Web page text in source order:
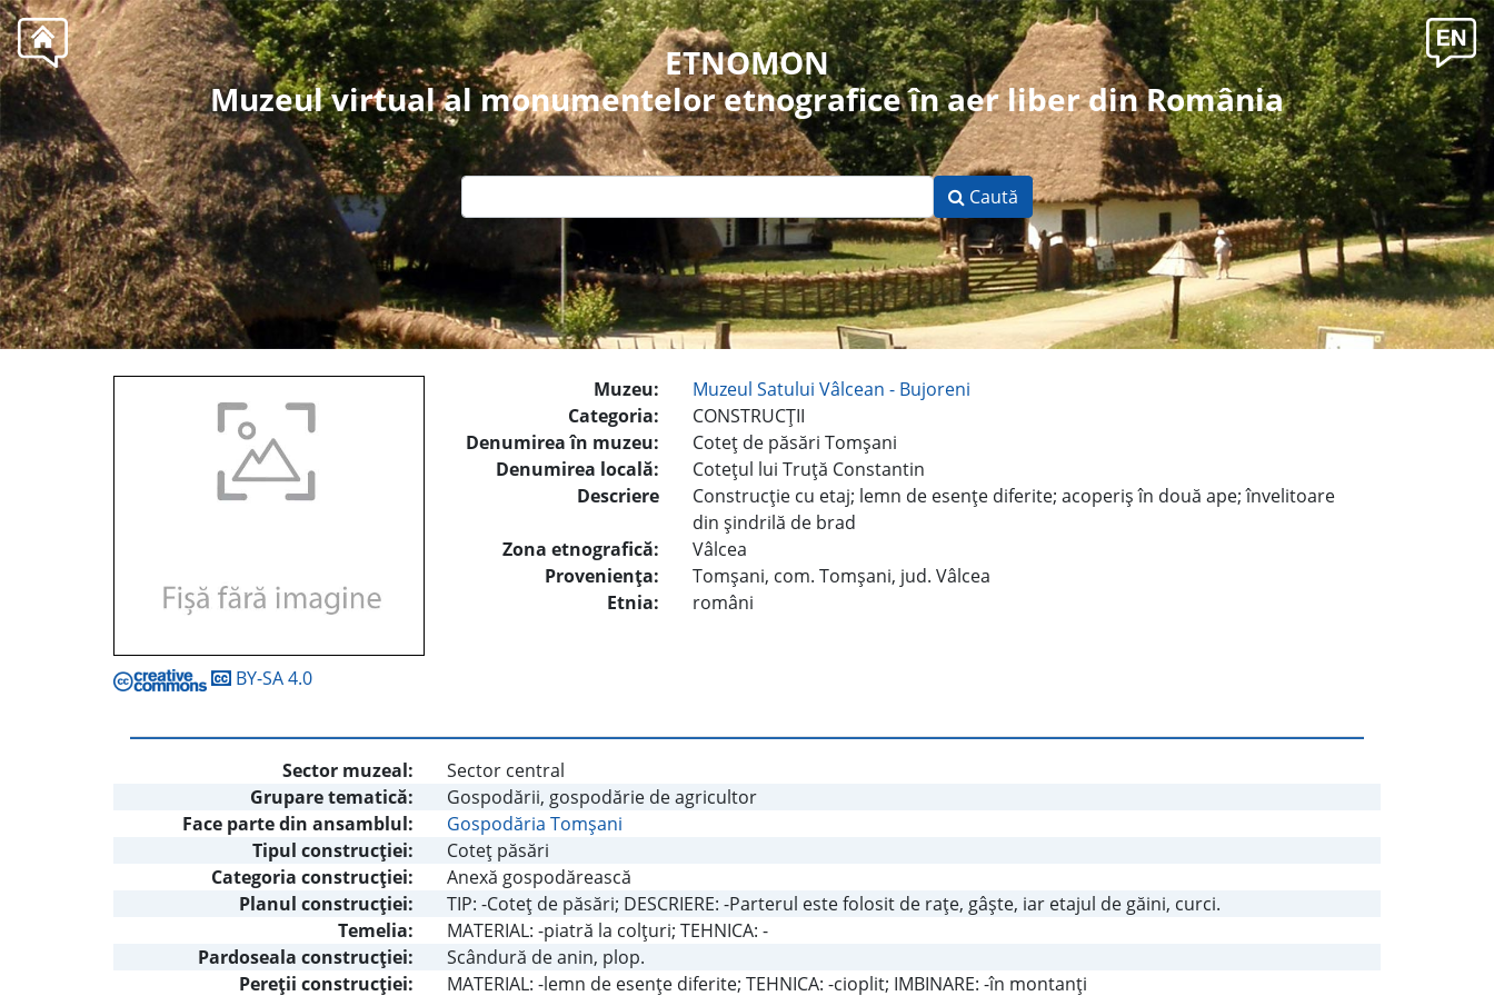
ETNOMON
Muzeul virtual al monumentelor etnografice în aer liber din România
Caută
BY-SA 4.0
Muzeu:
Muzeul Satului Vâlcean - Bujoreni
Categoria:
CONSTRUCŢII
Denumirea în muzeu:
Coteţ de păsări Tomşani
Denumirea locală:
Coteţul lui Truţă Constantin
Descriere
Construcţie cu etaj; lemn de esenţe diferite; acoperiş în două ape; învelitoare
din şindrilă de brad
Zona etnografică:
Vâlcea
Provenienţa:
Tomşani, com. Tomşani, jud. Vâlcea
Etnia:
români
Sector muzeal:
Sector central
Grupare tematică:
Gospodării, gospodărie de agricultor
Face parte din ansamblul:
Gospodăria Tomşani
Tipul construcţiei:
Coteţ păsări
Categoria construcţiei:
Anexă gospodărească
Planul construcţiei:
TIP: -Coteţ de păsări; DESCRIERE: -Parterul este folosit de raţe, gâşte, iar etajul de găini, curci.
Temelia:
MATERIAL: -piatră la colţuri; TEHNICA: -
Pardoseala construcţiei:
Scândură de anin, plop.
Pereţii construcţiei:
MATERIAL: -lemn de esenţe diferite; TEHNICA: -cioplit; IMBINARE: -în montanţi